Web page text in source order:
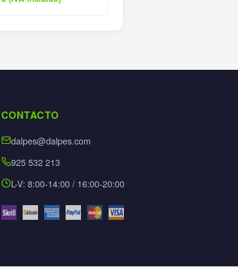
CONTACTO
dalpes@dalpes.com
925 532 213
L-V: 8:00-14:00 / 16:00-20:00